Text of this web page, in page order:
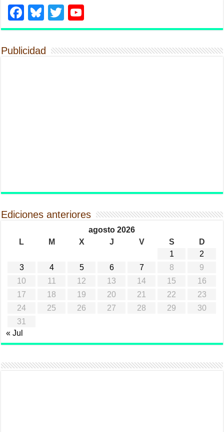
Facebook
Bluesky
Twitter
Publicidad
Ediciones anteriores
agosto 2026
L
M X J V S
D
1
2
3
4 5 6 7 8
9
10
11 12 13 14 15
16
17
18 19 20 21 22
23
24
25 26 27 28 29
30
31
« Jul